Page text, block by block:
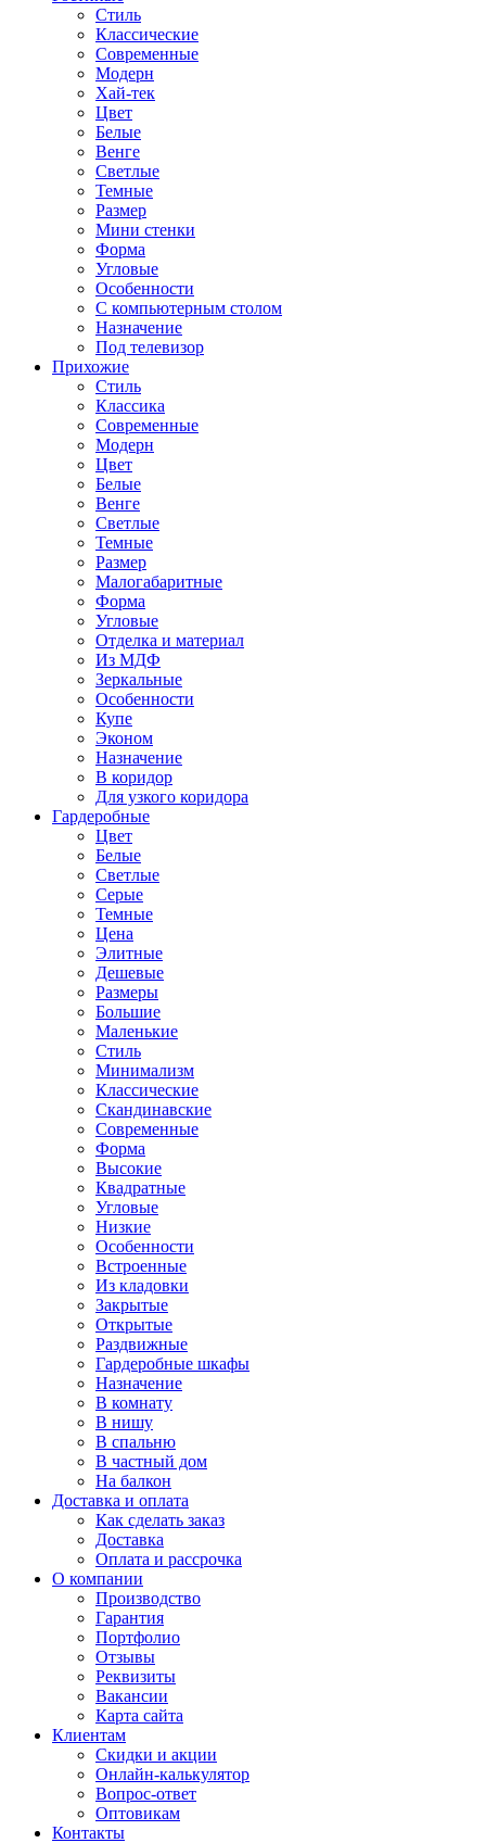
Стиль
Классические
Современные
Модерн
Хай-тек
Цвет
Белые
Венге
Светлые
Темные
Размер
Мини стенки
Форма
Угловые
Особенности
С компьютерным столом
Назначение
Под телевизор
Прихожие
Стиль
Классика
Современные
Модерн
Цвет
Белые
Венге
Светлые
Темные
Размер
Малогабаритные
Форма
Угловые
Отделка и материал
Из МДФ
Зеркальные
Особенности
Купе
Эконом
Назначение
В коридор
Для узкого коридора
Гардеробные
Цвет
Белые
Светлые
Серые
Темные
Цена
Элитные
Дешевые
Размеры
Большие
Маленькие
Стиль
Минимализм
Классические
Скандинавские
Современные
Форма
Высокие
Квадратные
Угловые
Низкие
Особенности
Встроенные
Из кладовки
Закрытые
Открытые
Раздвижные
Гардеробные шкафы
Назначение
В комнату
В нишу
В спальню
В частный дом
На балкон
Доставка и оплата
Как сделать заказ
Доставка
Оплата и рассрочка
О компании
Производство
Гарантия
Портфолио
Отзывы
Реквизиты
Вакансии
Карта сайта
Клиентам
Скидки и акции
Онлайн-калькулятор
Вопрос-ответ
Оптовикам
Контакты